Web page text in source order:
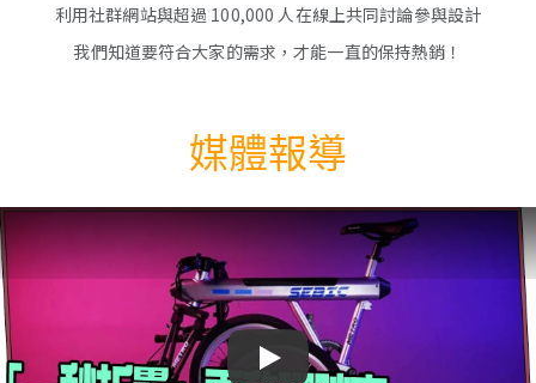
利用社群網站與超過 100,000 人在線上共同討論參與設計
我們知道要符合大家的需求，才能一直的保持熱銷！
媒體報導
Play